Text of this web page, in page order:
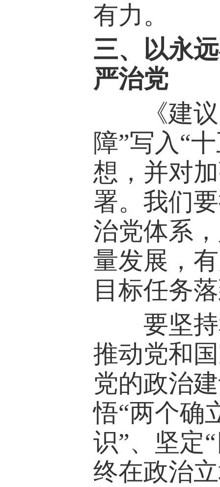
有力。
三、以永
严治党
《建议
障”写入“
想，并对
署。我们
治党体系
量发展，
目标任务
要坚持
推动党和
党的政治
悟“两个确
识”、坚定
终在政治